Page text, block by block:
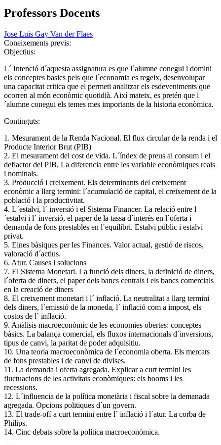
Professors Docents
Jose Luis Gay Van der Flaes
Coneixements previs:
Objectius:
L´ Intenció d´aquesta assignatura es que l´alumne conegui i domini
els conceptes basics pels que l´economia es regeix, desenvolupar
una capacitat critica que el permeti analitzar els esdeveniments que
ocorren al món econòmic quotidià. Així mateix, es pretén que l
´alumne conegui els temes mes importants de la historia econòmica.
Continguts:
1. Mesurament de la Renda Nacional. El flux circular de la renda i el
Producte Interior Brut (PIB)
2. El mesurament del cost de vida. L´índex de preus al consum i el
deflactor del PIB, La diferencia entre les variable econòmiques reals
i nominals.
3. Producció i creixement. Els determinants del creixement
econòmic a llarg termini: l´acumulació de capital, el creixement de la
població i la productivitat.
4. L´estalvi, l´ inversió i el Sistema Financer. La relació entre l
´estalvi i l´ inversió, el paper de la tassa d´interès en l´oferta i
demanda de fons prestables en l´equilibri. Estalvi públic i estalvi
privat.
5. Eines bàsiques per les Finances. Valor actual, gestió de riscos,
valoració d´actius.
6. Atur. Causes i solucions
7. El Sistema Monetari. La funció dels diners, la definició de diners,
l´oferta de diners, el paper dels bancs centrals i els bancs comercials
en la creació de diners
8. El creixement monetari i l´ inflació. La neutralitat a llarg termini
dels diners, l´emissió de la moneda, l´ inflació com a impost, els
costos de l´ inflació.
9. Anàlisis macroeconòmic de les economies obertes: conceptes
bàsics. La balança comercial, els fluxos internacionals d´inversions,
tipus de canvi, la paritat de poder adquisitiu.
10. Una teoria macroeconòmica de l´economia oberta. Els mercats
de fons prestables i de canvi de divises.
11. La demanda i oferta agregada. Explicar a curt termini les
fluctuacions de les activitats econòmiques: els booms i les
recessions.
12. L´influencia de la política monetària i fiscal sobre la demanada
agregada. Opcions politiques d´un govern.
13. El trade-off a curt termini entre l´ inflació i l´atur. La corba de
Philips.
14. Cinc debats sobre la política macroeconòmica.